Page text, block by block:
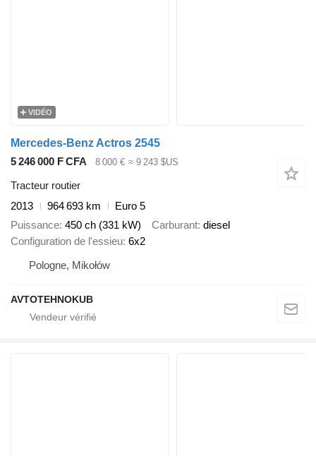
VIDÉO
Mercedes-Benz Actros 2545
5 246 000 F CFA
8 000 € ≈ 9 243 $US
Tracteur routier
2013
964 693 km
Euro 5
Puissance 450 ch (331 kW) Carburant diesel
Configuration de l'essieu 6x2
Pologne, Mikołów
AVTOTEHNOKUB